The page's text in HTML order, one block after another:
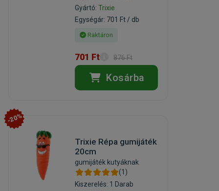
Gyártó:Trixie
Egységár: 701 Ft / db
Raktáron
701 Ft 876 Ft
Kosárba
-20%
Trixie Répa gumijáték
20cm
gumijáték kutyáknak
(1)
Kiszerelés: 1 Darab